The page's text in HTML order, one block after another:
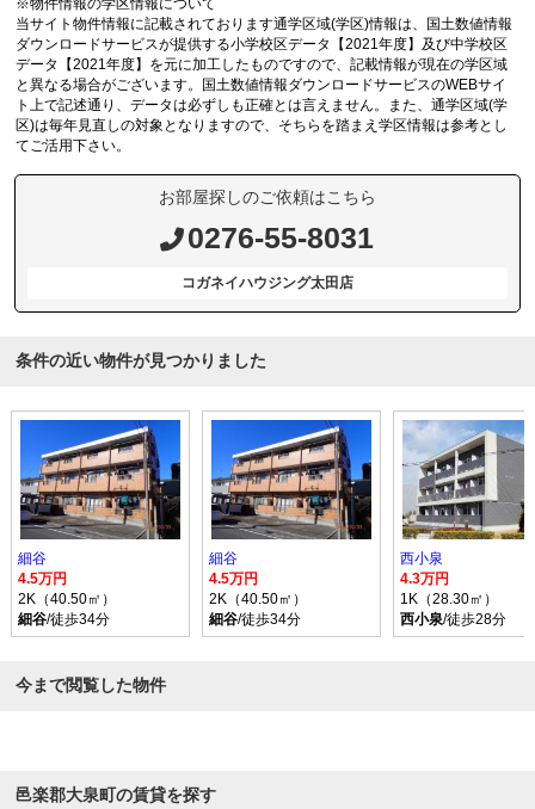
※物件情報の学区情報について
当サイト物件情報に記載されております通学区域(学区)情報は、国土数値情報
ダウンロードサービスが提供する小学校区データ【2021年度】及び中学校区
データ【2021年度】を元に加工したものですので、記載情報が現在の学区域
と異なる場合がございます。国土数値情報ダウンロードサービスのWEBサイ
ト上で記述通り、データは必ずしも正確とは言えません。また、通学区域(学
区)は毎年見直しの対象となりますので、そちらを踏まえ学区情報は参考とし
てご活用下さい。
お部屋探しのご依頼はこちら
0276-55-8031
コガネイハウジング太田店
条件の近い物件が見つかりました
細谷
4.5万円
2K（40.50㎡）
細谷/徒歩34分
細谷
4.5万円
2K（40.50㎡）
細谷/徒歩34分
西小泉
4.3万円
1K（28.30㎡）
西小泉/徒歩28分
今まで閲覧した物件
邑楽郡大泉町の賃貸を探す